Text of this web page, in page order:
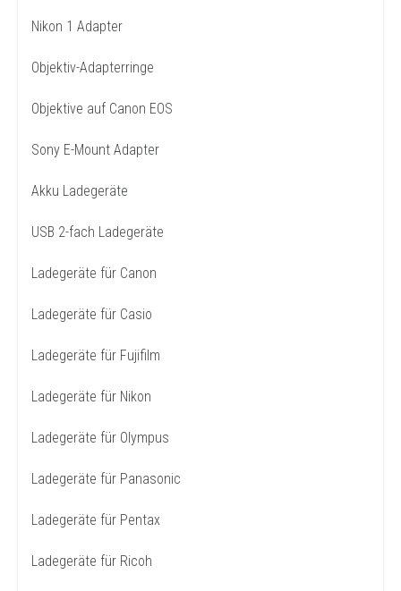
Nikon 1 Adapter
Objektiv-Adapterringe
Objektive auf Canon EOS
Sony E-Mount Adapter
Akku Ladegeräte
USB 2-fach Ladegeräte
Ladegeräte für Canon
Ladegeräte für Casio
Ladegeräte für Fujifilm
Ladegeräte für Nikon
Ladegeräte für Olympus
Ladegeräte für Panasonic
Ladegeräte für Pentax
Ladegeräte für Ricoh